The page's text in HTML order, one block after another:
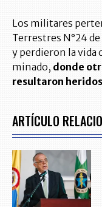
Los militares
Terrestres N°24
y perdieron la vida
minado, donde
resultaron
ARTÍCULO